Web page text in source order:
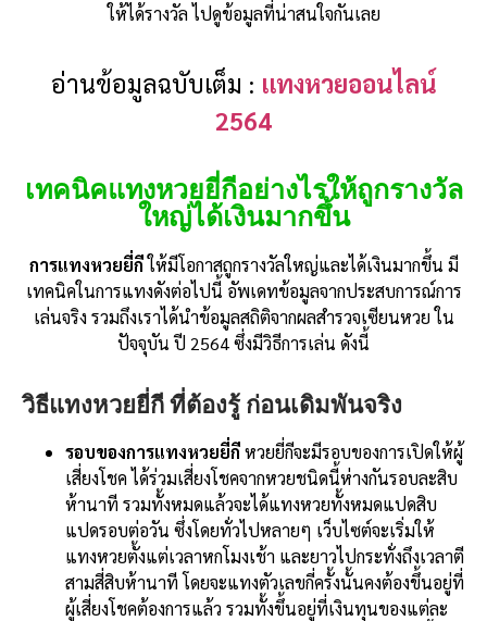
ให้ได้รางวัล ไปดูข้อมูลที่น่าสนใจกันเลย
อ่านข้อมูลฉบับเต็ม : แทงหวยออนไลน์
2564
เทคนิคแทงหวยยี่กีอย่างไรให้ถูกรางวัล
ใหญ่ได้เงินมากขึ้น
การแทงหวยยี่กีให้มีโอกาสถูกรางวัลใหญ่และได้เงินมากขึ้น มี
เทคนิคในการแทงดังต่อไปนี้ อัพเดทข้อมูลจากประสบการณ์การ
เล่นจริง รวมถึงเราได้นำข้อมูลสถิติจากผลสำรวจเซียนหวย ใน
ปัจจุบัน ปี 2564 ซึ่งมีวิธีการเล่น ดังนี้
วิธีแทงหวยยี่กี ที่ต้องรู้ ก่อนเดิมพันจริง
รอบของการแทงหวยยี่กีหวยยี่กีจะมีรอบของการเปิดให้ผู้
เสี่ยงโชค ได้ร่วมเสี่ยงโชคจากหวยชนิดนี้ห่างกันรอบละสิบ
ห้านาที รวมทั้งหมดแล้วจะได้แทงหวยทั้งหมดแปดสิบ
แปดรอบต่อวัน ซึ่งโดยทั่วไปหลายๆ เว็บไซต์จะเริ่มให้
แทงหวยตั้งแต่เวลาหกโมงเช้า และยาวไปกระทั่งถึงเวลาตี
สามสี่สิบห้านาที โดยจะแทงตัวเลขกี่ครั้งนั้นคงต้องขึ้นอยู่ที่
ผู้เสี่ยงโชคต้องการแล้ว รวมทั้งขึ้นอยู่ที่เงินทุนของแต่ละ